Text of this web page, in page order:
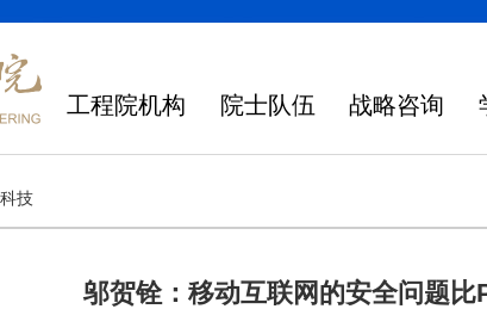
工程院机构 院士队伍 战略咨询
技
邬贺铨：移动互联网的安全问题比